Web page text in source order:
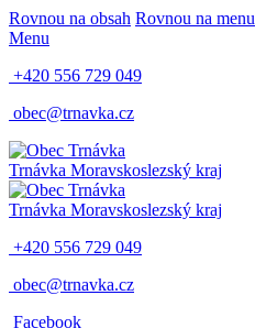
Rovnou na obsah Rovnou na menu
Menu
+420 556 729 049
obec@trnavka.cz
Trnávka Moravskoslezský kraj
Trnávka Moravskoslezský kraj
+420 556 729 049
obec@trnavka.cz
Facebook